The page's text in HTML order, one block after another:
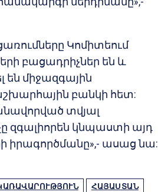
Կոմիտեում
բացադրիչներ են և
են միջազգային
բանկի հետ:
տվյալ
զգալիորեն կնպաստի այդ
իրագործմանը»,- ասաց նա:
ՀԱՅԱՍՏԱՆ